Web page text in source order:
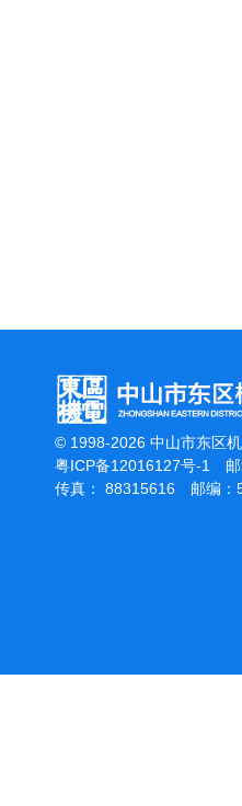
© 1998-2026 中山市东区
粤ICP备12016127号-1
邮
传真： 88315616 邮编：